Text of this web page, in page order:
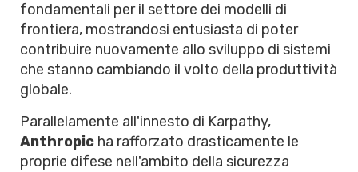
fondamentali per il settore dei modelli di
frontiera, mostrandosi entusiasta di poter
contribuire nuovamente allo sviluppo di sistemi
che stanno cambiando il volto della produttività
globale.
Parallelamente all'innesto di Karpathy,
Anthropic ha rafforzato drasticamente le
proprie difese nell'ambito della sicurezza